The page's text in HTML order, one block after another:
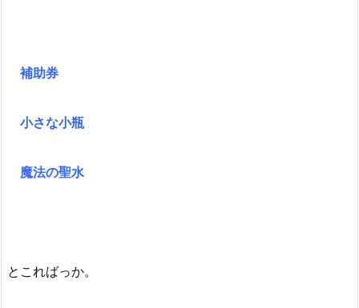
補助券
小さな小瓶
魔法の聖水
とこればっか。